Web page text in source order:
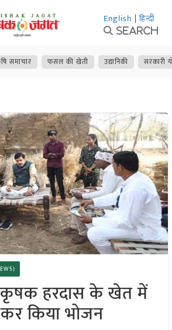
English | हिन्दी
Search
समाचार फसल की खेती उद्यानिकी सरकारी
कृषक हरदास के खेत में
किया भोजन